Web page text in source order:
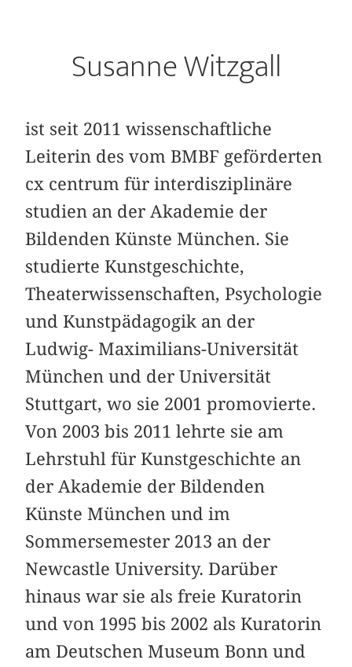
Susanne Witzgall
ist seit 2011 wissenschaftliche
Leiterin des vom BMBF geförderten
cx centrum für interdisziplinäre
studien an der Akademie der
Bildenden Künste München. Sie
studierte Kunstgeschichte,
Theaterwissenschaften, Psychologie
und Kunstpädagogik an der
Ludwig- Maximilians-Universität
München und der Universität
Stuttgart, wo sie 2001 promovierte.
Von 2003 bis 2011 lehrte sie am
Lehrstuhl für Kunstgeschichte an
der Akademie der Bildenden
Künste München und im
Sommersemester 2013 an der
Newcastle University. Darüber
hinaus war sie als freie Kuratorin
und von 1995 bis 2002 als Kuratorin
am Deutschen Museum Bonn und